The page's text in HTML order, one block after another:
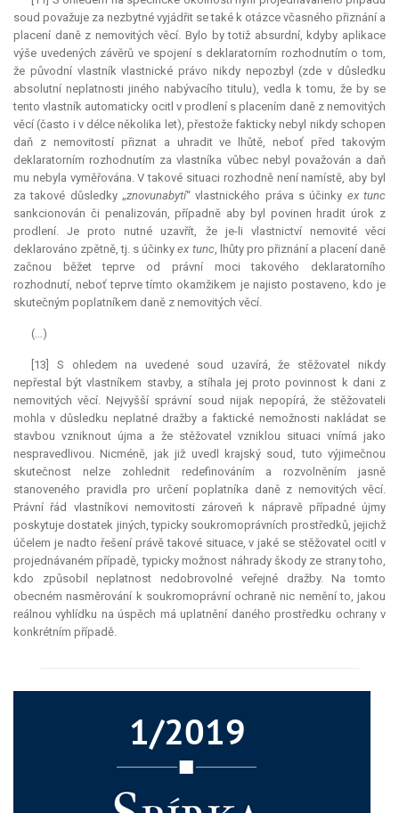
soud považuje za nezbytné vyjádřit se také k otázce včasného přiznání a
placení daně z nemovitých věcí. Bylo by totiž absurdní, kdyby aplikace
výše uvedených závěrů ve spojení s deklaratorním rozhodnutím o tom,
že původní vlastník vlastnické právo nikdy nepozbyl (zde v důsledku
absolutní neplatnosti jiného nabývacího titulu), vedla k tomu, že by se
tento vlastník automaticky ocitl v prodlení s placením daně z nemovitých
věcí (často i v délce několika let), přestože fakticky nebyl nikdy schopen
daň z nemovitostí přiznat a uhradit ve lhůtě, neboť před takovým
deklaratorním rozhodnutím za vlastníka vůbec nebyl považován a daň
mu nebyla vyměřována. V takové situaci rozhodně není namístě, aby byl
za takové důsledky „znovunabytí“ vlastnického práva s účinky ex tunc
sankcionován či penalizován, případně aby byl povinen hradit úrok z
prodlení. Je proto nutné uzavřít, že je-li vlastnictví nemovité věci
deklarováno zpětně, tj. s účinkyex tunc, lhůty pro přiznání a placení daně
začnou běžet teprve od právní moci takového deklaratorního
rozhodnutí, neboť teprve tímto okamžikem je najisto postaveno, kdo je
skutečným poplatníkem daně z nemovitých věcí.
(…)
[13] S ohledem na uvedené soud uzavírá, že stěžovatel nikdy
nepřestal být vlastníkem stavby, a stíhala jej proto povinnost k dani z
nemovitých věcí. Nejvyšší správní soud nijak nepopírá, že stěžovateli
mohla v důsledku neplatné dražby a faktické nemožnosti nakládat se
stavbou vzniknout újma a že stěžovatel vzniklou situaci vnímá jako
nespravedlivou. Nicméně, jak již uvedl krajský soud, tuto výjimečnou
skutečnost nelze zohlednit redefinováním a rozvolněním jasně
stanoveného pravidla pro určení poplatníka daně z nemovitých věcí.
Právní řád vlastníkovi nemovitosti zároveň k nápravě případné újmy
poskytuje dostatek jiných, typicky soukromoprávních prostředků, jejichž
účelem je nadto řešení právě takové situace, v jaké se stěžovatel ocitl v
projednávaném případě, typicky možnost náhrady škody ze strany toho,
kdo způsobil neplatnost nedobrovolné veřejné dražby. Na tomto
obecném nasměrování k soukromoprávní ochraně nic nemění to, jakou
reálnou vyhlídku na úspěch má uplatnění daného prostředku ochrany v
konkrétním případě.